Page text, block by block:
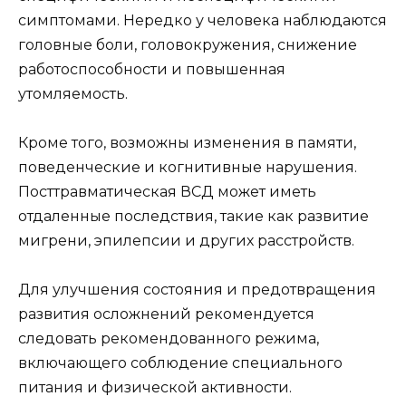
симптомами. Нередко у человека наблюдаются
головные боли, головокружения, снижение
работоспособности и повышенная
утомляемость.
Кроме того, возможны изменения в памяти,
поведенческие и когнитивные нарушения.
Посттравматическая ВСД может иметь
отдаленные последствия, такие как развитие
мигрени, эпилепсии и других расстройств.
Для улучшения состояния и предотвращения
развития осложнений рекомендуется
следовать рекомендованного режима,
включающего соблюдение специального
питания и физической активности.